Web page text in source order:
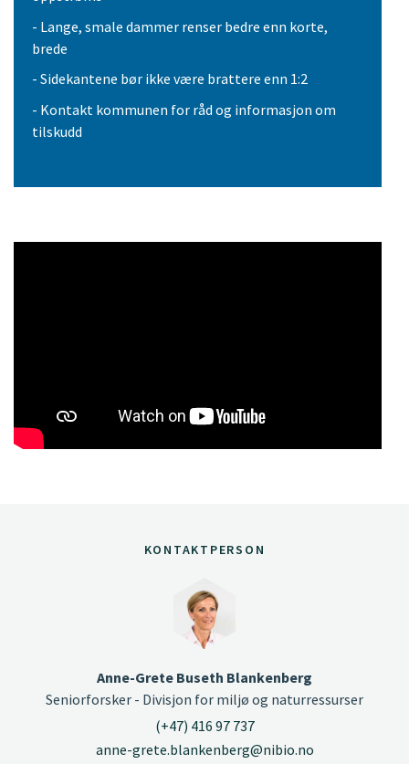
- Lange, smale dammer renser bedre enn korte,
brede
- Sidekantene bør ikke være brattere enn 1:2
- Kontakt kommunen for råd og informasjon om
tilskudd
KONTAKTPERSON
Anne-Grete Buseth Blankenberg
Seniorforsker - Divisjon for miljø og naturressurser
(+47) 416 97 737
anne-grete.blankenberg@nibio.no